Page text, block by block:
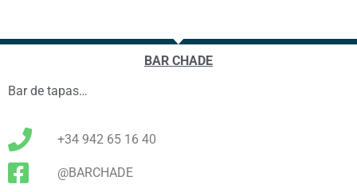
BAR CHADE
Bar de tapas…
+34 942 65 16 40
@BARCHADE